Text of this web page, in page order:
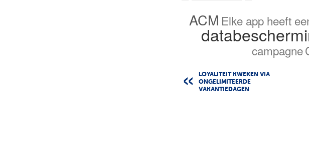
ACM Elke app heeft
campagne
LOYALITEIT KWEKEN VIA
ONGELIMITEERDE
VAKANTIEDAGEN